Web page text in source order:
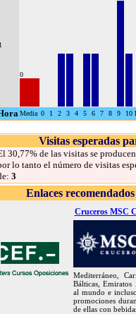
1
0
Media 0 1 2 3 4 5 6 7 8 9 10
Visitas esperadas
30,77% de las visitas se
lo tanto el número de visitas
3
Enlaces recomendados
Cruceros MSC
Mediterráneo,
Bálticas, Emiratos
al mundo e
promociones
de ellas con